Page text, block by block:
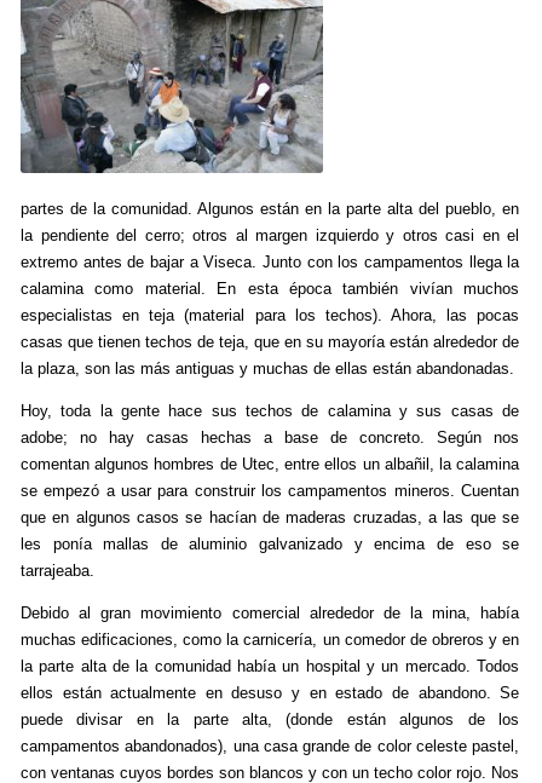
partes de la comunidad. Algunos están en la parte alta del pueblo, en
la pendiente del cerro; otros al margen izquierdo y otros casi en el
extremo antes de bajar a Viseca. Junto con los campamentos llega la
calamina como material. En esta época también vivían muchos
especialistas en teja (material para los techos). Ahora, las pocas
casas que tienen techos de teja, que en su mayoría están alrededor de
la plaza, son las más antiguas y muchas de ellas están abandonadas.
Hoy, toda la gente hace sus techos de calamina y sus casas de
adobe; no hay casas hechas a base de concreto. Según nos
comentan algunos hombres de Utec, entre ellos un albañil, la calamina
se empezó a usar para construir los campamentos mineros. Cuentan
que en algunos casos se hacían de maderas cruzadas, a las que se
les ponía mallas de aluminio galvanizado y encima de eso se
tarrajeaba.
Debido al gran movimiento comercial alrededor de la mina, había
muchas edificaciones, como la carnicería, un comedor de obreros y en
la parte alta de la comunidad había un hospital y un mercado. Todos
ellos están actualmente en desuso y en estado de abandono. Se
puede divisar en la parte alta, (donde están algunos de los
campamentos abandonados), una casa grande de color celeste pastel,
con ventanas cuyos bordes son blancos y con un techo color rojo. Nos